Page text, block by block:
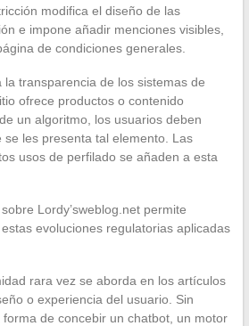
modifica el diseño de las
e impone añadir menciones visibles,
de condiciones generales.
transparencia de los sistemas de
ofrece productos o contenido
un algoritmo, los usuarios deben
les presenta tal elemento. Las
usos de perfilado se añaden a esta
Lordy’sweblog.net permite
evoluciones regulatorias aplicadas
rara vez se aborda en los artículos
o experiencia del usuario. Sin
de concebir un chatbot, un motor